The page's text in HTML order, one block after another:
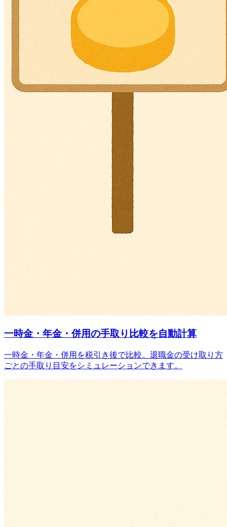
一時金・年金・併用の手取り比較を自動計算
一時金・年金・併用を税引き後で比較。退職金の受け取り方
ごとの手取り目安をシミュレーションできます。